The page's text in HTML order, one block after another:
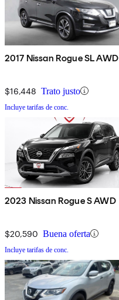
2017 Nissan Rogue SL AWD
$16,448 Trato justo
Incluye tarifas de conc.
2023 Nissan Rogue S AWD
$20,590 Buena oferta
Incluye tarifas de conc.